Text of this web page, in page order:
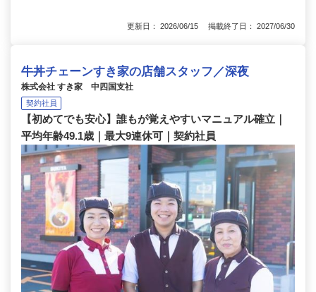
更新日： 2026/06/15 掲載終了日： 2027/06/30
牛丼チェーンすき家の店舗スタッフ／深夜
株式会社 すき家 中四国支社
契約社員
【初めてでも安心】誰もが覚えやすいマニュアル確立｜
平均年齢49.1歳｜最大9連休可｜契約社員